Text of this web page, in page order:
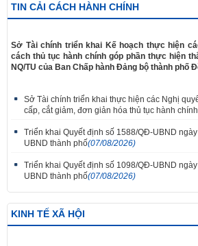
TIN CẢI CÁCH HÀNH CHÍNH
Sở Tài chính triển khai Kế hoạch thực hiện
cách thủ tục hành chính góp phần thực hiện
NQ/TU của Ban Chấp hành Đảng bộ thành phố
Sở Tài chính triển khai thực hiện các Nghị
cấp, cắt giảm, đơn giản hóa thủ tục hành chính.
Triển khai Quyết định số 1588/QĐ-UBND
UBND thành phố(07/08/2026)
Triển khai Quyết định số 1098/QĐ-UBND
UBND thành phố(07/08/2026)
KINH TẾ XÃ HỘI